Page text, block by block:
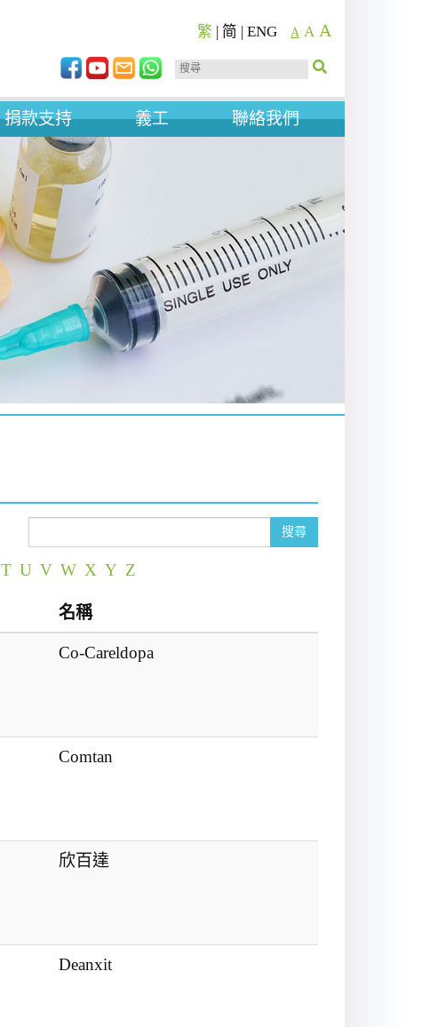
繁 | 简 | ENG A A A
捐款支持 義工 聯絡我們
搜尋
T U V W X Y Z
名稱
Co-Careldopa
Comtan
欣百達
Deanxit